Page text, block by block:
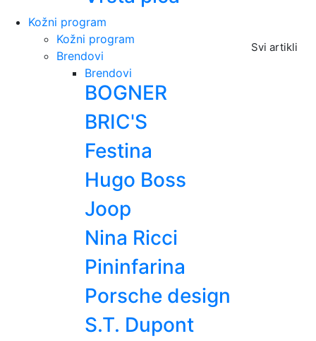
Kožni program
Svi artikli
Kožni program
Brendovi
Brendovi
BOGNER
BRIC'S
Festina
Hugo Boss
Joop
Nina Ricci
Pininfarina
Porsche design
S.T. Dupont